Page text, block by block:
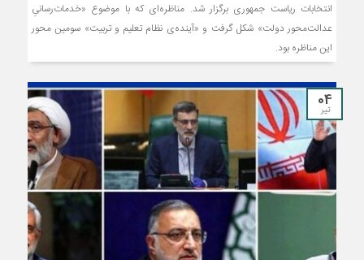
انتخابات ریاست جمهوری برگزار شد. مناظره‌ای که با موضوع «خدمات‌رسانیِ
عدالت‌محور دولت» شکل گرفت و «آینده‌ی نظام تعلیم و تربیت» سومین محور
این مناظره بود.
04
تیر